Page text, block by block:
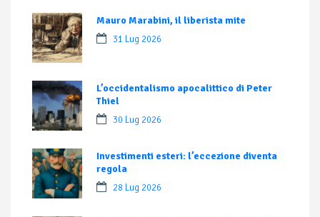
Mauro Marabini, il liberista mite
31 Lug 2026
L’occidentalismo apocalittico di Peter
Thiel
30 Lug 2026
Investimenti esteri: l’eccezione diventa
regola
28 Lug 2026